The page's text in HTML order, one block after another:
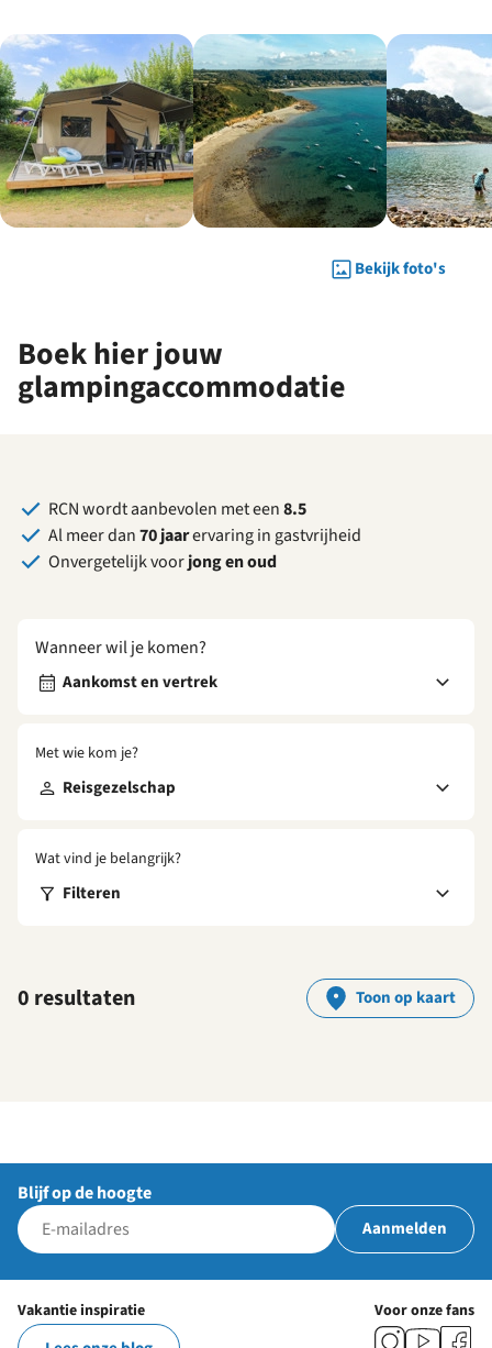
Bekijk foto's
Boek hier jouw
glampingaccommodatie
RCN wordt aanbevolen met een8.5
Al meer dan70 jaarervaring in gastvrijheid
Onvergetelijk voorjong en oud
Wanneer wil je komen?
Aankomst en vertrek
Met wie kom je?
Reisgezelschap
Wat vind je belangrijk?
Filteren
0 resultaten Toon op kaart
Blijf op de hoogte
Aanmelden
Vakantie inspiratie Voor onze fans